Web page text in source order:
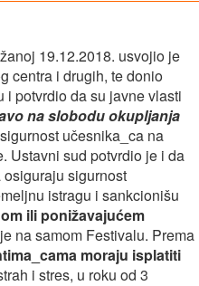
19.12.2018. usvojio je
centra i drugih, te donio
i potvrdio da su javne vlasti
na slobodu okupljanja
učesnika_ca na
Ustavni sud potvrdio je i da
sigurnost
istragu i sankcionišu
ili ponižavajućem
na samom Festivalu. Prema
moraju isplatiti
i stres, u roku od 3